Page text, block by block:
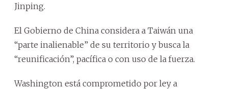
Jinping.
El Gobierno de China considera a Taiwán una
“parte inalienable” de su territorio y busca la
“reunificación”, pacífica o con uso de la fuerza.
Washington está comprometido por ley a